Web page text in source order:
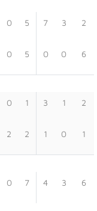
0 5 7 3 2
0 5 0 0 6
0 1 3 1 2
2 2 1 0 1
0 7 4 3 6